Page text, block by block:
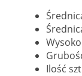
Ilość